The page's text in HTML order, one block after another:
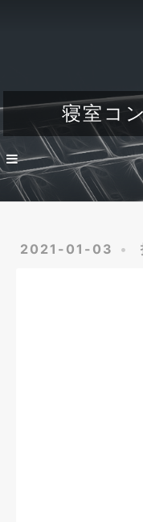
寝室コ
2021-01-03
Dev
Engineer's life